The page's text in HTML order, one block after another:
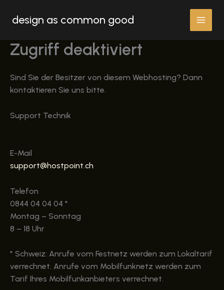
design as common good
Zugriff deaktiviert
Sind Sie der Besitzer von diesem Webhosting? Dann
kontaktieren Sie uns bitte.
Support Technik
E-Mail
support@hostpoint.ch
Telefon
0844 04 04 04 *
Montag – Sonntag
8 – 18 Uhr
* Schweiz: Anrufe vom Festnetz werden zum Lokaltarif
verrechnet. Anrufe vom Mobilfunknetz werden zum
Tarif Ihres Mobilfunkanbieters verrechnet.